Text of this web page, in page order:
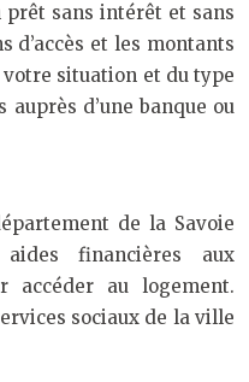
prêt sans intérêt et sans
d’accès et les montants
situation et du type
auprès d’une banque ou
de la Savoie
financières aux
accéder au logement.
sociaux de la ville